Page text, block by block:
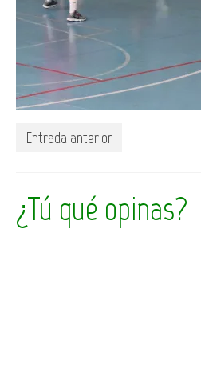
Entrada anterior
¿Tú qué opinas?